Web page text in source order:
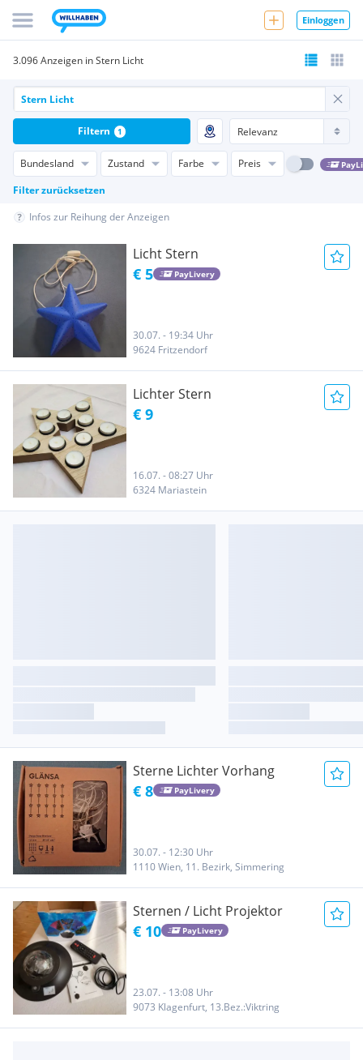
Einloggen
3.096 Anzeigen in Stern Licht
Bundesland Zustand Farbe Preis
Filter zurücksetzen
Filtern 1
Infos zur Reihung der Anzeigen
Licht Stern
€ 5 PayLivery
30.07. - 19:34 Uhr
9624 Fritzendorf
Lichter Stern
€ 9
16.07. - 08:27 Uhr
6324 Mariastein
Sterne Lichter Vorhang
€ 8 PayLivery
30.07. - 12:30 Uhr
1110 Wien, 11. Bezirk, Simmering
Sternen / Licht Projektor
€ 10 PayLivery
23.07. - 13:08 Uhr
9073 Klagenfurt, 13.Bez.:Viktring